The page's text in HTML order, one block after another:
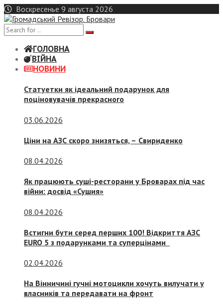
Skip
to
content
Воскресенье 9 августа 2026
ГОЛОВНА
ВІЙНА
НОВИНИ
Статуетки як ідеальний подарунок для
поціновувачів прекрасного
03.06.2026
Ціни на АЗС скоро знизяться, – Свириденко
08.04.2026
Як працюють суші-ресторани у Броварах під час
війни: досвід «Сушия»
08.04.2026
Встигни бути серед перших 100! Відкриття АЗС
EURO 5 з подарунками та суперцінами
02.04.2026
На Вінничині гучні мотоцикли хочуть вилучати у
власників та передавати на фронт